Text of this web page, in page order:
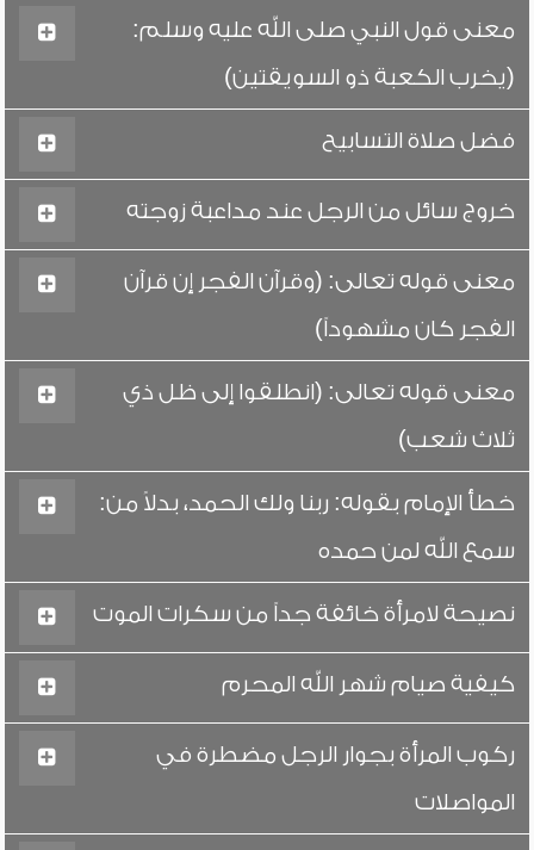
معنى قول النبي صلى الله عليه وسلم:
(يخرب الكعبة ذو السويقتين)
فضل صلاة التسابيح
خروج سائل من الرجل عند مداعبة زوجته
معنى قوله تعالى: (وقرآن الفجر إن قرآن
الفجر كان مشهوداً)
معنى قوله تعالى: (انطلقوا إلى ظل ذي
ثلاث شعب)
خطأ الإمام بقوله: ربنا ولك الحمد، بدلاً من:
سمع الله لمن حمده
نصيحة لامرأة خائفة جداً من سكرات الموت
كيفية صيام شهر الله المحرم
ركوب المرأة بجوار الرجل مضطرة في
المواصلات